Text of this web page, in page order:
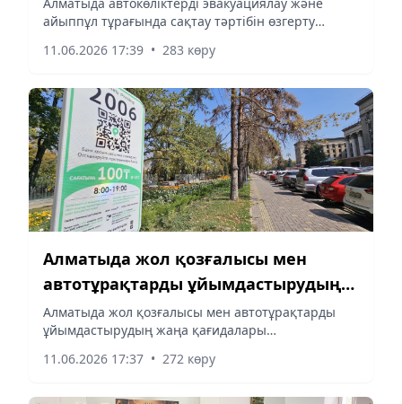
жоспарлануда
айыппұл тұрағында сақтау тәртібін өзгерту
11.06.2026 17:39 • 283 көру
Алматыда жол қозғалысы мен
автотұрақтарды ұйымдастырудың
жаңа қағидалары қарастырылуда
Алматыда жол қозғалысы мен автотұрақтарды
ұйымдастырудың жаңа қағидалары
11.06.2026 17:37 • 272 көру